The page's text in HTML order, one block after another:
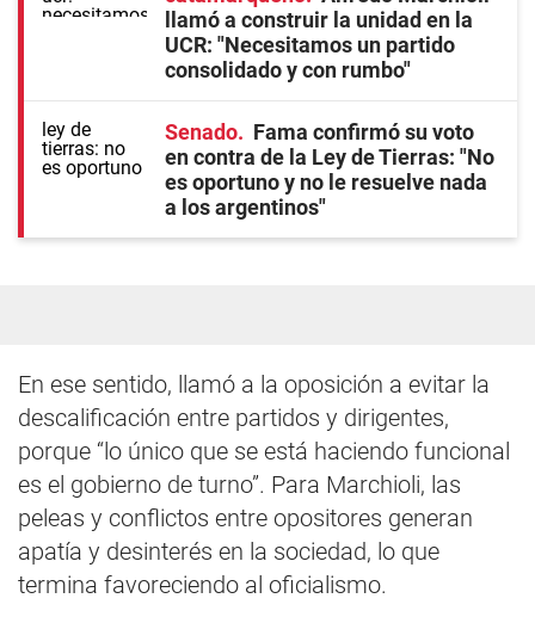
llamó a construir la unidad en la
UCR: "Necesitamos un partido
consolidado y con rumbo"
Senado
Fama confirmó su voto
en contra de la Ley de Tierras: "No
es oportuno y no le resuelve nada
a los argentinos"
En ese sentido, llamó a la oposición a evitar la
descalificación entre partidos y dirigentes,
porque “lo único que se está haciendo funcional
es el gobierno de turno”. Para Marchioli, las
peleas y conflictos entre opositores generan
apatía y desinterés en la sociedad, lo que
termina favoreciendo al oficialismo.